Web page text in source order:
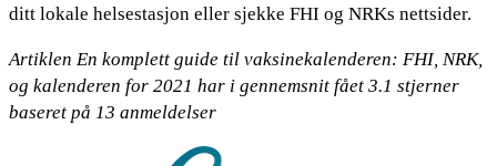
ditt lokale helsestasjon eller sjekke FHI og NRKs nettsider.
Artiklen En komplett guide til vaksinekalenderen: FHI, NRK,
og kalenderen for 2021 har i gennemsnit fået 3.1 stjerner
baseret på 13 anmeldelser